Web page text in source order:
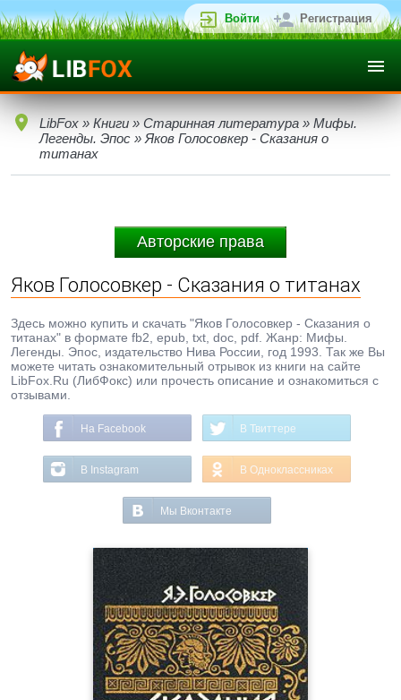
Войти Регистрация
LibFox » Книги » Старинная литература » Мифы.
Легенды. Эпос » Яков Голосовкер - Сказания о
титанах
Авторские права
Яков Голосовкер - Сказания о титанах
Здесь можно купить и скачать "Яков Голосовкер - Сказания о
титанах" в формате fb2, epub, txt, doc, pdf. Жанр: Мифы.
Легенды. Эпос, издательство Нива России, год 1993. Так же Вы
можете читать ознакомительный отрывок из книги на сайте
LibFox.Ru (ЛибФокс) или прочесть описание и ознакомиться с
отзывами.
На Facebook В Твиттере
В Instagram В Одноклассниках
Мы Вконтакте